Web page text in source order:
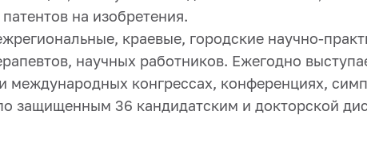
на изобретения.
краевые, городские научно-
научных работников. Ежегодно
международных конгрессах, конференциях,
защищенным 36 кандидатским и докторской